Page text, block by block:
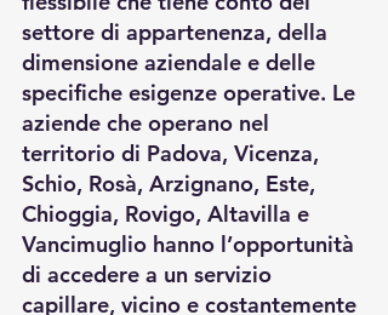
settore di appartenenza, della
dimensione aziendale e delle
specifiche esigenze operative. Le
aziende che operano nel
territorio di Padova, Vicenza,
Schio, Rosà, Arzignano, Este,
Chioggia, Rovigo, Altavilla e
Vancimuglio hanno l’opportunità
di accedere a un servizio
capillare, vicino e costantemente